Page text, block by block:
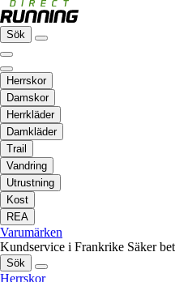
Sök
Herrskor
Damskor
Herrkläder
Damkläder
Trail
Vandring
Utrustning
Kost
REA
Varumärken
Kundservice i Frankrike Säker
Sök
Herrskor